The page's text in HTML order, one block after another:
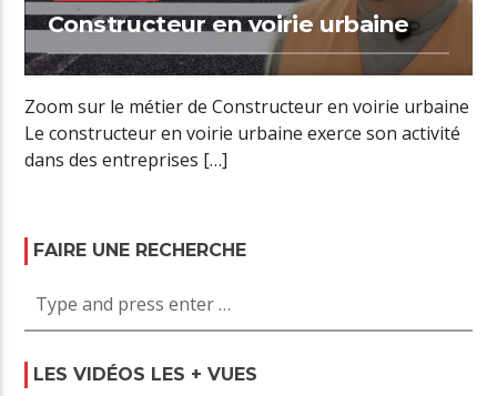
Constructeur en voirie urbaine
Zoom sur le métier de Constructeur en voirie urbaine
Le constructeur en voirie urbaine exerce son activité
dans des entreprises […]
FAIRE UNE RECHERCHE
LES VIDÉOS LES + VUES